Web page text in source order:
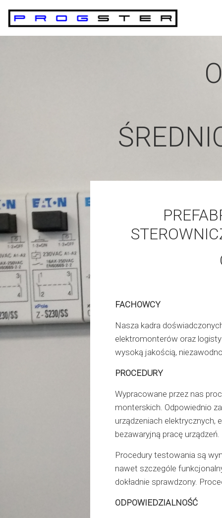
FACHOWCY
Nasza kadra
elektromonterów oraz
wysoką jakością,
PROCEDURY
Wypracowane przez nas
monterskich. Odpowiednio
urządzeniach elektrycznych,
bezawaryjną pracę urządzeń.
Procedury testowania są
nawet szczególe
dokładnie sprawdzony.
ODPOWIEDZIALNOŚĆ